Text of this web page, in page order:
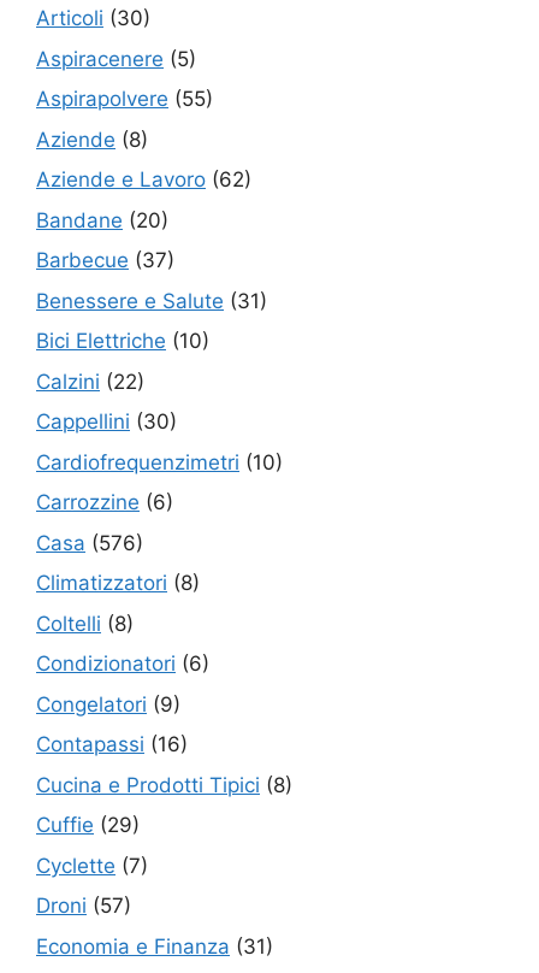
Articoli (30)
Aspiracenere (5)
Aspirapolvere (55)
Aziende (8)
Aziende e Lavoro (62)
Bandane (20)
Barbecue (37)
Benessere e Salute (31)
Bici Elettriche (10)
Calzini (22)
Cappellini (30)
Cardiofrequenzimetri (10)
Carrozzine (6)
Casa (576)
Climatizzatori (8)
Coltelli (8)
Condizionatori (6)
Congelatori (9)
Contapassi (16)
Cucina e Prodotti Tipici (8)
Cuffie (29)
Cyclette (7)
Droni (57)
Economia e Finanza (31)